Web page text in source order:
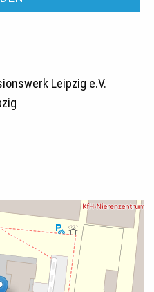
Leipzig e.V.